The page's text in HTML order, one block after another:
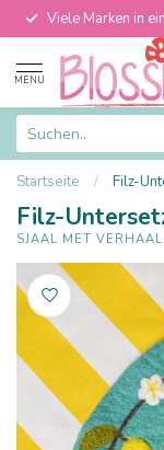
Viele Marken in
MENU
Startseite / Filz-
Filz-
SJAAL MET VERHAAL